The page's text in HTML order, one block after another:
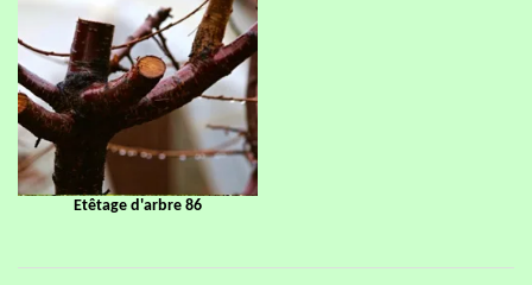
Etêtage d'arbre 86